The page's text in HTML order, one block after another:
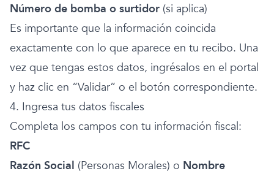
Número de bomba o surtidor (si aplica)
Es importante que la información coincida
exactamente con lo que aparece en tu recibo. Una
vez que tengas estos datos, ingrésalos en el portal
y haz clic en “Validar” o el botón correspondiente.
4. Ingresa tus datos fiscales
Completa los campos con tu información fiscal:
RFC
Razón Social (Personas Morales) o Nombre